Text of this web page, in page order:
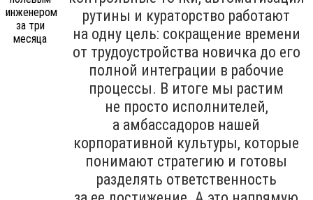
рутины и кураторство работают
на одну цель: сокращение времени
от трудоустройства новичка до его
полной интеграции в рабочие
процессы. В итоге мы растим
не просто исполнителей,
а амбассадоров нашей
корпоративной культуры, которые
понимают стратегию и готовы
разделять ответственность